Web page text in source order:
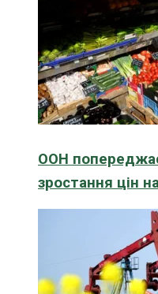
ООН
зростання цін